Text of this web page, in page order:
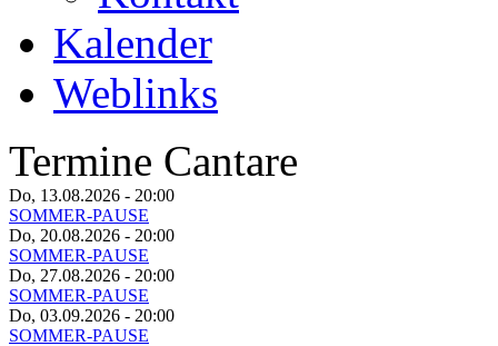
Kalender
Weblinks
Termine Cantare
Do, 13.08.2026 - 20:00
SOMMER-PAUSE
Do, 20.08.2026 - 20:00
SOMMER-PAUSE
Do, 27.08.2026 - 20:00
SOMMER-PAUSE
Do, 03.09.2026 - 20:00
SOMMER-PAUSE